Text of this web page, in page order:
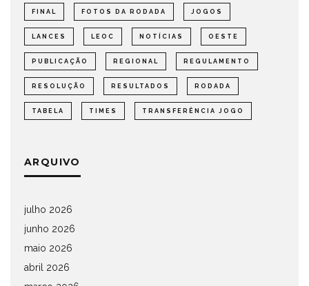
FINAL FOTOS DA RODADA JOGOS
LANCES LEOC NOTÍCIAS OESTE
PUBLICAÇÃO REGIONAL REGULAMENTO
RESOLUÇÃO RESULTADOS RODADA
TABELA TIMES TRANSFERÊNCIA JOGO
ARQUIVO
julho 2026
junho 2026
maio 2026
abril 2026